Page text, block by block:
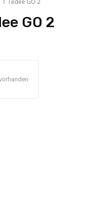
Tedee GO 2
GO 2